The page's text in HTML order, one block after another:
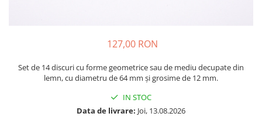
Camere Senzoriale
Amenajări camere senzoriale
Echipamente camere senzoriale
Oferte pentru Camere Senzoriale
127,00 RON
Set de 14 discuri cu forme geometrice sau de mediu decupate din
lemn, cu diametru de 64 mm și grosime de 12 mm.
IN STOC
Data de livrare: Joi, 13.08.2026